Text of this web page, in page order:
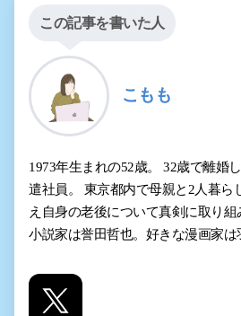
この記事を書いた人
こもも
1973年生まれの52歳。 32歳で離婚
遣社員。 東京都内で母親と2人暮ら
え自身の老後について真剣に取り
小説家は誉田哲也。好きな漫画家は